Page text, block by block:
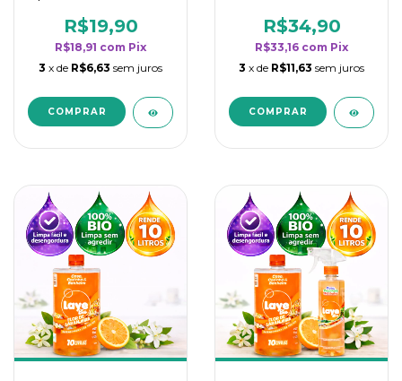
rendimento da
categoria - Flor de
Laranjeira
R$19,90
R$18,91 com Pix
3 x de R$6,63 sem juros
rendimento da
categoria - Flor de
Laranjeira
R$34,90
R$33,16 com Pix
3 x de R$11,63 sem juros